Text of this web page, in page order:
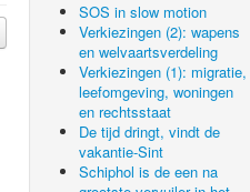
SOS in slow motion
Verkiezingen (2): wapens
en welvaartsverdeling
Verkiezingen (1): migratie,
leefomgeving, woningen
en rechtsstaat
De tijd dringt, vindt de
vakantie-Sint
Schiphol is de een na